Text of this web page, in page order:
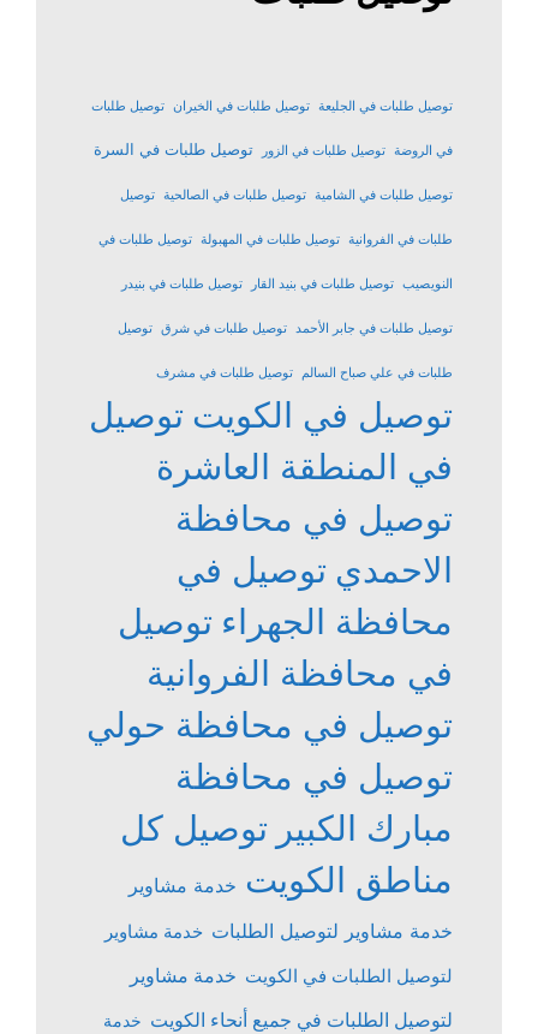
توصيل طلبات في الجليعة توصيل طلبات في الخيران توصيل طلبات
في الروضة توصيل طلبات في الزور توصيل طلبات في السرة
توصيل طلبات في الشامية توصيل طلبات في الصالحية توصيل
طلبات في الفروانية توصيل طلبات في المهبولة توصيل طلبات في
النويصيب توصيل طلبات في بنيد القار توصيل طلبات في بنيدر
توصيل طلبات في جابر الأحمد توصيل طلبات في شرق توصيل
طلبات في علي صباح السالم توصيل طلبات في مشرف
توصيل في الكويت توصيل
في المنطقة العاشرة
توصيل في محافظة
الاحمدي توصيل في
محافظة الجهراء توصيل
في محافظة الفروانية
توصيل في محافظة حولي
توصيل في محافظة
مبارك الكبير توصيل كل
مناطق الكويت خدمة مشاوير
خدمة مشاوير لتوصيل الطلبات خدمة مشاوير
لتوصيل الطلبات في الكويت خدمة مشاوير
لتوصيل الطلبات في جميع أنحاء الكويت خدمة